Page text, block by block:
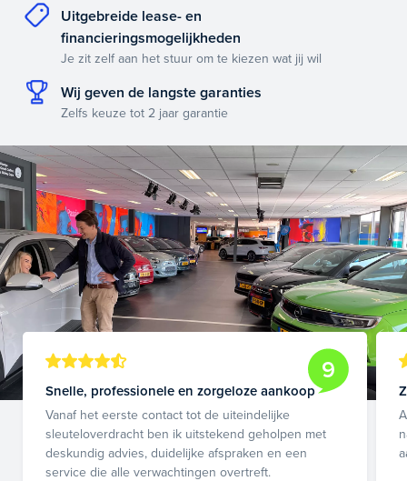
Uitgebreide lease- en
financieringsmogelijkheden
Je zit zelf aan het stuur om te kiezen wat jij wil
Wij geven de langste garanties
Zelfs keuze tot 2 jaar garantie
9
Snelle, professionele en zorgeloze aankoop
Vanaf het eerste contact tot de uiteindelijke
sleuteloverdracht ben ik uitstekend geholpen met
deskundig advies, duidelijke afspraken en een
service die alle verwachtingen overtreft.